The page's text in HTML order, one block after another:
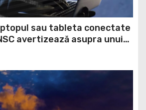
sau tableta conectate
avertizează asupra unui
utilizatori îl ignoră